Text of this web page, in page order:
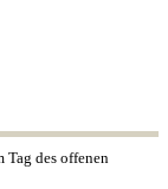
Tag des offenen